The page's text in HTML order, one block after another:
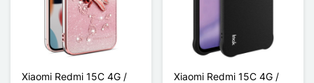
Xiaomi Redmi 15C 4G /
Xiaomi Redmi 15C 4G /